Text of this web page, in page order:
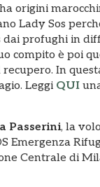
origini
Lady Sos
dai profughi in
compito è poi
In
Leggi QUI
Passerini, la
Emergenza
Centrale di